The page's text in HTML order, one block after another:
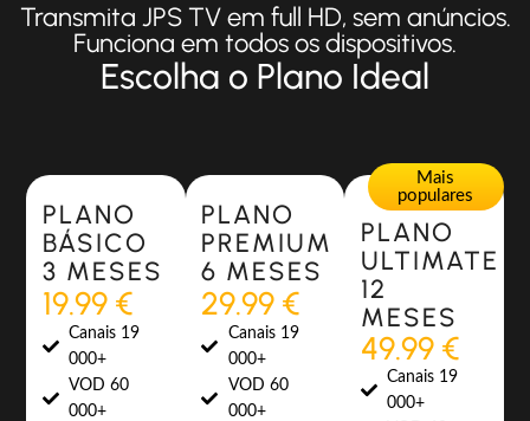
Transmita JPS TV em full HD, sem anúncios.
Funciona em todos os dispositivos.
Escolha o Plano Ideal
Most Popular
PLANO
BÁSICO
3 MESES
19.99 €
Canais 19
000+
VOD 60
000+
Most Popular
PLANO
PREMIUM
6 MESES
29.99 €
Canais 19
000+
VOD 60
000+
Mais
populares
PLANO
ULTIMATE
12
MESES
49.99 €
Canais 19
000+